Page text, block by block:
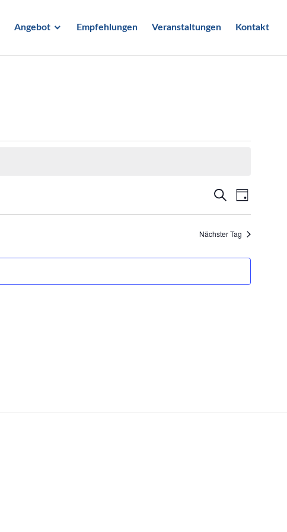
Angebot Empfehlungen Veranstaltungen Kontakt
Suche
und
SUCHE
TAG
Nächster Tag